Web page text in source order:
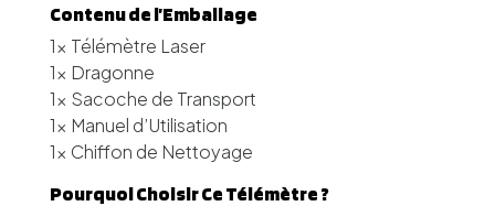
Contenu de l’Emballage
1x Télémètre Laser
1x Dragonne
1x Sacoche de Transport
1x Manuel d’Utilisation
1x Chiffon de Nettoyage
Pourquoi Choisir Ce Télémètre ?